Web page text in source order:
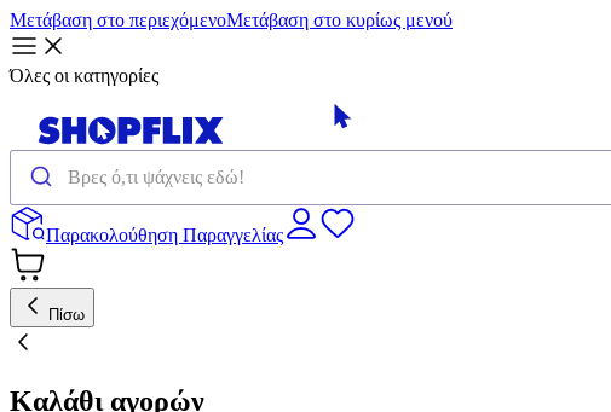
Μετάβαση στο περιεχόμενοΜετάβαση στο κυρίως μενού
Όλες οι κατηγορίες
Παρακολούθηση Παραγγελίας
Πίσω
Καλάθι αγορών